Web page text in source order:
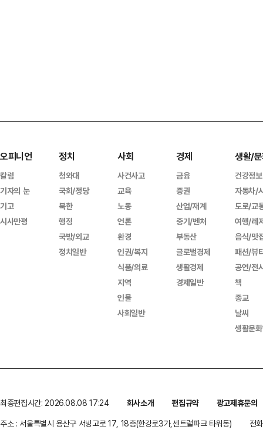
오피니언
칼럼
기자의 눈
기고
시사만평
정치
청와대
국회/정당
북한
행정
국방/외교
정치일반
사회
사건사고
교육
노동
언론
환경
인권/복지
식품/의료
지역
인물
사회일반
경제
금융
증권
산업/재계
중기/벤처
부동산
글로벌경제
생활경제
경제일반
생활/
건강정보
자동차/
도로/교
여행/레
음식/맛
패션/뷰
공연/전
책
종교
날씨
생활문
최종편집시간: 2026.08.08 17:24 회사소개 편집규약
광고제휴문의
주소 : 서울특별시 용산구 서빙고로 17, 18층(한강로3가,센트럴파크 타워동)
전